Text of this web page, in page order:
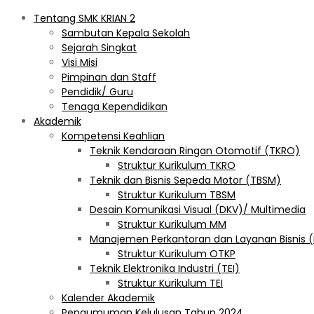
Tentang SMK KRIAN 2
Sambutan Kepala Sekolah
Sejarah Singkat
Visi Misi
Pimpinan dan Staff
Pendidik/ Guru
Tenaga Kependidikan
Akademik
Kompetensi Keahlian
Teknik Kendaraan Ringan Otomotif (TKRO)
Struktur Kurikulum TKRO
Teknik dan Bisnis Sepeda Motor (TBSM)
Struktur Kurikulum TBSM
Desain Komunikasi Visual (DKV)/ Multimedia
Struktur Kurikulum MM
Manajemen Perkantoran dan Layanan Bisnis
Struktur Kurikulum OTKP
Teknik Elektronika Industri (TEI)
Struktur Kurikulum TEI
Kalender Akademik